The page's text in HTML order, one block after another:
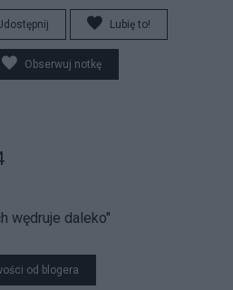
Lubię to!
Obserwuj notkę
wędruje daleko"
od blogera